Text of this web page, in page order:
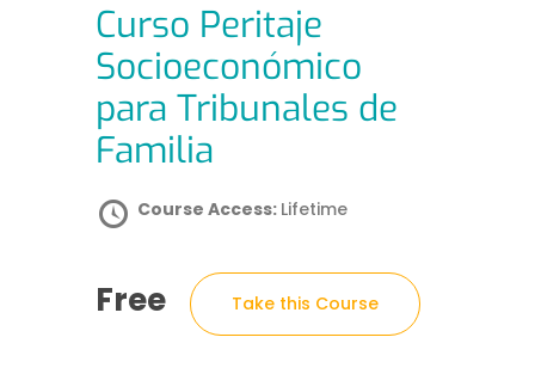
Curso Peritaje
Socioeconómico
para Tribunales de
Familia
Course Access: Lifetime
Free Take this Course